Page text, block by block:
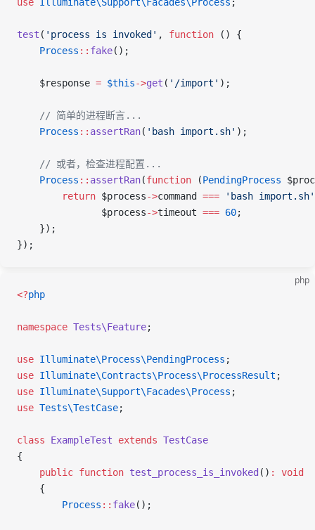
test ( 'process is invoked' , function ()
{
    Process
:: fake();
    $response
= $this->get ( '/import' );
    // 简单的进程断言...
    Process
:: assertRan( 'bash import.sh' );
    // 或者，检查进程配置...
    Process
:: assertRan(function (PendingProcess
        return
$process->command === 'bash import.sh'
               $process
->timeout === 60;
    });
});
php
<?php
namespace Tests\Feature;
use Illuminate\Process\PendingProcess ;
use Illuminate\Contracts\Process\ProcessResult ;
use Illuminate\Support\Facades\Process ;
use Tests\TestCase;
class ExampleTest extends TestCase
{
    public
function test_process_is_invoked () :
void
    {
        Process
:: fake();